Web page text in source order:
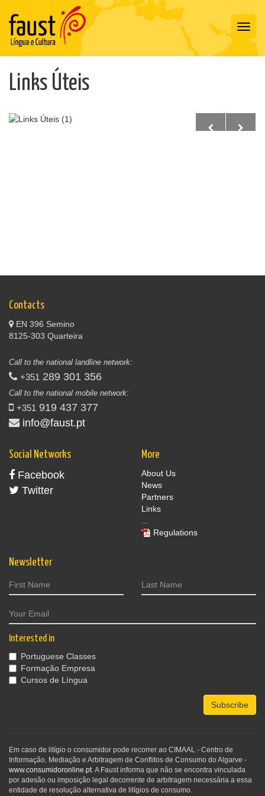
Links Úteis
Contacts
EN 396 Semino
8125-303 Quarteira
Call to the national landline network:
+351 289 301 356
Call to the national mobile network:
+351 919 437 377
info@faust.pt
Social Networks
Facebook
Twitter
More
About Us
News
Partners
Links
Regulations
Newsletter
Interested in
Portuguese Classes
Formação Empresa
Cursos de Língua
Subscribe
Em caso de litígio o consumidor pode recorrer ao CIMAAL - Centro de
Informação, Mediação e Arbitragem de Conflitos de Consumo do Algarve -
www.consumidoronline.pt. A Faust informa que não se encontra vinculada
por adesão ou imposição legal decorrente de arbitragem necessária a essa
entidade de resolução alternativa de litígios de consumo.